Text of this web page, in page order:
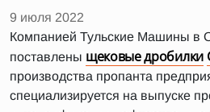
9 июля 2022
Компанией Тульские Машины в
поставлены щековые дробилки
производства пропанта
специализируется на выпуске